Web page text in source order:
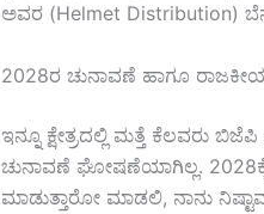
ಅವರ (Helmet Distribution)
2028ರ ಚುನಾವಣೆ ಹಾಗೂ ರಾಜಕೀಯ
ಇನ್ನೂ ಕ್ಷೇತ್ರದಲ್ಲಿ ಮತ್ತೆ ಕೆಲವರು
ಚುನಾವಣೆ ಘೋಷಣೆಯಾಗಿಲ್ಲ.
ಮಾಡುತ್ತಾರೋ ಮಾಡಲಿ, ನಾನು